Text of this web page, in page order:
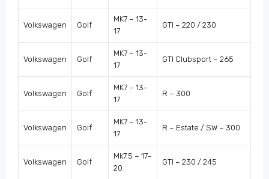
Volkswagen Golf
MK7 – 13-
17
GTI – 220 / 230
Volkswagen Golf
MK7 – 13-
17
GTI Clubsport – 265
Volkswagen Golf
MK7 – 13-
17
R – 300
Volkswagen Golf
MK7 – 13-
17
R – Estate / SW – 300
Volkswagen Golf
Mk7.5 – 17-
20
GTI – 230 / 245